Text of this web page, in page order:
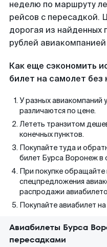
неделю по маршруту
рейсов с пересадкой.
дорогая из найденных
рублей
Как еще сэкономить
билет на самолет без
У разных авиакомпаний
различаются по цене.
Лететь транзитом
конечных пунктов.
Покупайте туда и
билет Бурса Воронеж в
При покупке обращайте
спецпредложения
распродажи
Покупайте авиабилет
Авиабилеты Бурса
пересадками